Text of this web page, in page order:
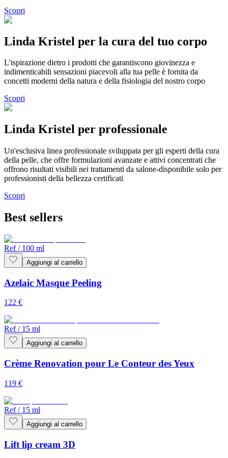
Scopri
Linda Kristel per la cura del tuo corpo
L'ispirazione dietro i prodotti che garantiscono giovinezza e
indimenticabili sensazioni piacevoli alla tua pelle è fornita da
concetti moderni della natura e della fisiologia del nostro corpo
Scopri
Linda Kristel per professionale
Un'esclusiva linea professionale sviluppata per gli esperti della cura
della pelle, che offre formulazioni avanzate e attivi concentrati che
offrono risultati visibili nei trattamenti da salone-disponibile solo per
professionisti della bellezza certificati
Scopri
Best sellers
Ref/ 100 ml
Aggiungi al carrello
Azelaic Masque Peeling
122 €
Ref/ 15 ml
Aggiungi al carrello
Crème Renovation pour Le Conteur des Yeux
119 €
Ref/ 15 ml
Aggiungi al carrello
Lift lip cream 3D